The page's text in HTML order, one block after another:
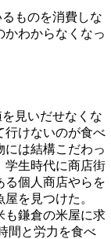
ものを消費しな
かわからなくなっ
見いだせなくな
行けないのが食べ
には結構こだわっ
学生時代に商店街
る個人商店やらを
を見つけた。
も鎌倉の米屋に求
間と労力を食べ